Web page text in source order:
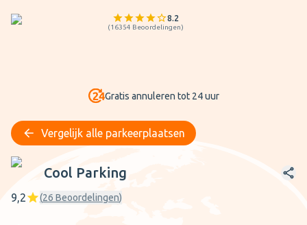
8.2
(16354 Beoordelingen)
Gratis annuleren tot 24 uur
Vergelijk alle parkeerplaatsen
Cool Parking
Cool Parking
9,2 (26 Beoordelingen)